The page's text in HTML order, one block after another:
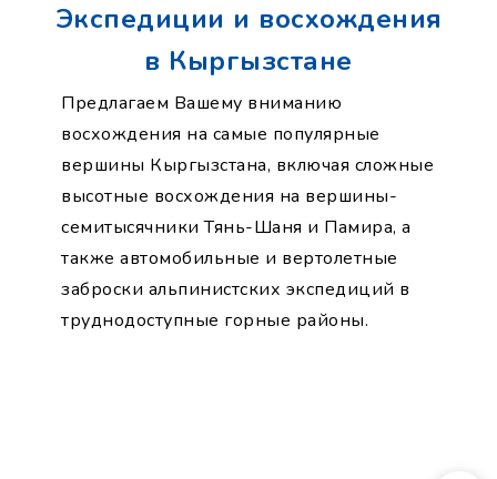
Экспедиции и восхождения
в Кыргызстане
Предлагаем Вашему вниманию
восхождения на самые популярные
вершины Кыргызстана, включая сложные
высотные восхождения на вершины-
семитысячники Тянь-Шаня и Памира, а
также автомобильные и вертолетные
заброски альпинистских экспедиций в
труднодоступные горные районы.